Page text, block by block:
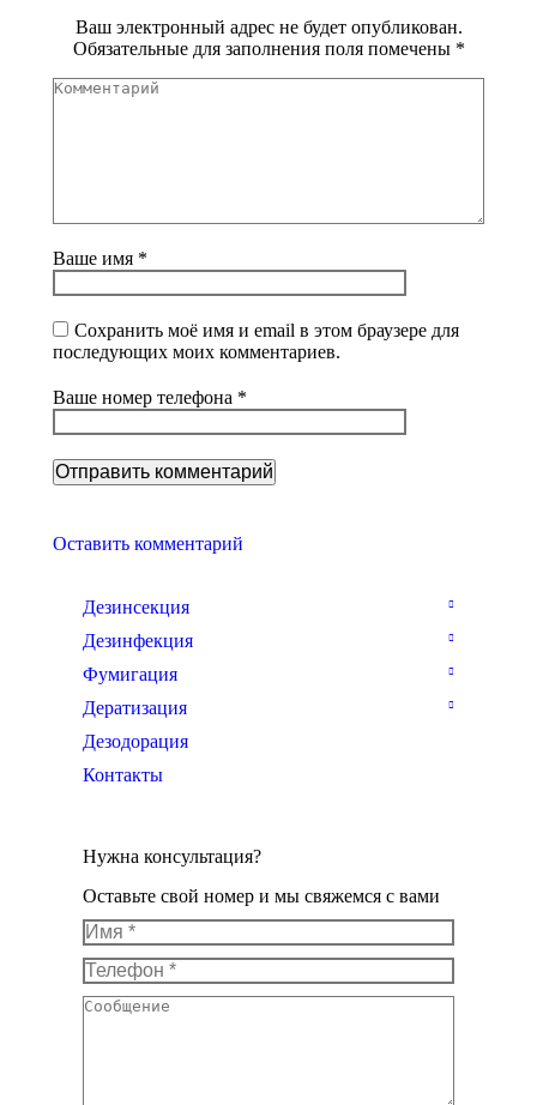
Ваш электронный адрес не будет опубликован.
Обязательные для заполнения поля помечены *
Комментарий
Ваше имя *
Сохранить моё имя и email в этом браузере для
последующих моих комментариев.
Ваше номер телефона *
Оставить комментарий
Дезинсекция
Дезинфекция
Фумигация
Дератизация
Дезодорация
Контакты
Нужна консультация?
Оставьте свой номер и мы свяжемся с вами
Имя *
Телефон *
Сообщение